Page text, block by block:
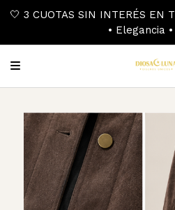
🤍 3 CUOTAS SIN INTERÉS EN
• Elegancia